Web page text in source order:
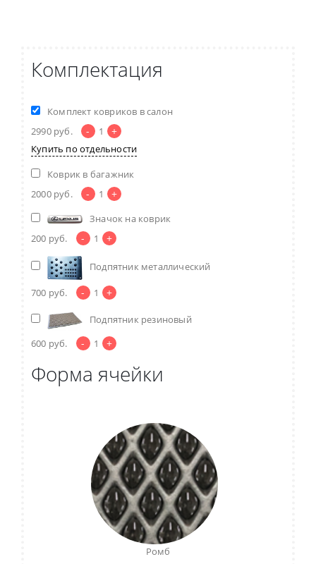
Комплектация
Комплект ковриков в салон
2990 руб. - 1 +
Купить по отдельности
Коврик в багажник
2000 руб. - 1 +
Значок на коврик
200 руб. - 1 +
Подпятник металлический
700 руб. - 1 +
Подпятник резиновый
600 руб. - 1 +
Форма ячейки
Ромб